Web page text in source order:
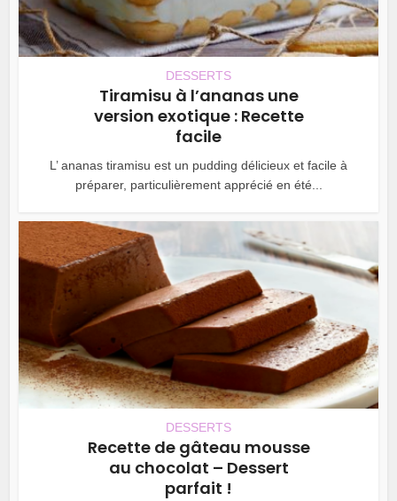
DESSERTS
Tiramisu à l’ananas une
version exotique : Recette
facile
L’ ananas tiramisu est un pudding délicieux et facile à
préparer, particulièrement apprécié en été...
DESSERTS
Recette de gâteau mousse
au chocolat – Dessert
parfait !